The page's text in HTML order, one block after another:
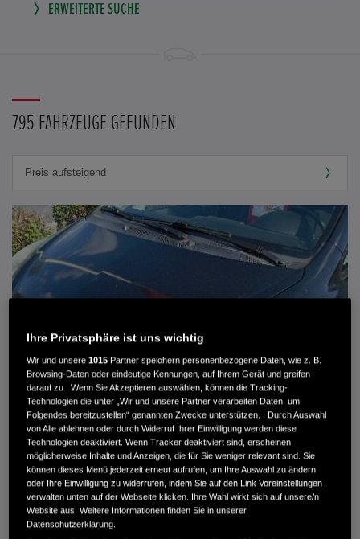
ERWEITERTE SUCHE
795 FAHRZEUGE GEFUNDEN
MWST. NICHT AUSWEISBAR
3.900 €
Ihre Privatsphäre ist uns wichtig
Wir und unsere1015 Partner speichern personenbezogene Daten, wie z. B.
Browsing-Daten oder eindeutige Kennungen, auf Ihrem Gerät und greifen
darauf zu . Wenn Sie Akzeptieren auswählen, können die Tracking-
Technologien die unter „Wir und unsere Partner verarbeiten Daten, um
Folgendes bereitzustellen“ genannten Zwecke unterstützen. . Durch Auswahl
von Alle ablehnen oder durch Widerruf Ihrer Einwilligung werden diese
Technologien deaktiviert. Wenn Tracker deaktiviert sind, erscheinen
möglicherweise Inhalte und Anzeigen, die für Sie weniger relevant sind. Sie
können dieses Menü jederzeit erneut aufrufen, um Ihre Auswahl zu ändern
oder Ihre Einwilligung zu widerrufen, indem Sie auf den Link Voreinstellungen
verwalten unten auf der Webseite klicken. Ihre Wahl wirkt sich auf unsere/n
Website aus. Weitere Informationen finden Sie in unserer
Datenschutzerklärung.